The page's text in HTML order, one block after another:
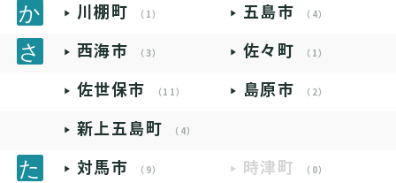
川棚町 （1） 五島市 （4）
西海市 （3） 佐々町 （1）
佐世保市 （11） 島原市 （2）
新上五島町 （4）
対馬市 （9） 時津町 （0）